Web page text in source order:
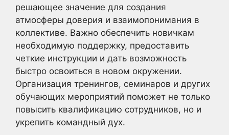
решающее значение для создания
атмосферы доверия и взаимопонимания в
коллективе. Важно обеспечить новичкам
необходимую поддержку, предоставить
четкие инструкции и дать возможность
быстро освоиться в новом окружении.
Организация тренингов, семинаров и других
обучающих мероприятий поможет не только
повысить квалификацию сотрудников, но и
укрепить командный дух.